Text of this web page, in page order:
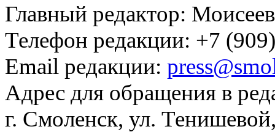
Главный редактор:
Телефон редакции: +7
Email редакции:
Адрес для обращения в
г. Смоленск, ул.